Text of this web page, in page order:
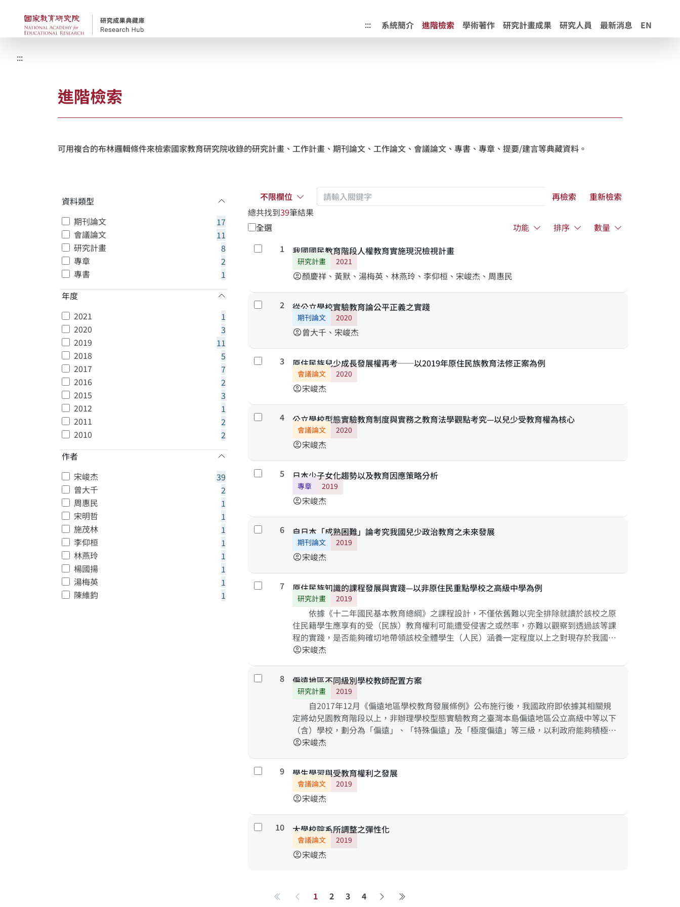
跳到主要內容國家教育研究院-研究成果典藏庫 ::: 系統簡介 進階檢索 學術著作 研究計畫成果 研究人員 最新消息 EN
:::
進階檢索
可用複合的布林邏輯條件來檢索國家教育研究院收錄的研究計畫、工作計畫、期刊論文、工作論文、會議論文、專書、專章、提要/建言等典藏資料。
資料類型
期刊論文
17
會議論文
11
研究計畫
8
專章
2
專書
1
年度
2021
1
2020
3
2019
11
2018
5
2017
7
2016
2
2015
3
2012
1
2011
2
2010
2
作者
宋峻杰
39
曾大千
2
周惠民
1
宋明哲
1
施茂林
1
李仰桓
1
林燕玲
1
楊國揚
1
湯梅英
1
陳維鈞
1
不限欄位 再檢索
重新檢索
總共找到39筆結果
全選
功能 排序
數量
勾選
1 我國國民教育階段人權教育實施現況檢視計畫
研究計畫 2021
account_circle顏慶祥、黃默、湯梅英、林燕玲、李仰桓、宋峻杰、周惠民
勾選 2 從公立學校實驗教育論公平正義之實踐
期刊論文 2020
account_circle曾大千、宋峻杰
勾選 3 原住民族兒少成長發展權再考──以2019年原住民族教育法修正案為例
會議論文 2020
account_circle宋峻杰
勾選 4 公立學校型態實驗教育制度與實務之教育法學觀點考究—以兒少受教育權為核心
會議論文 2020
account_circle宋峻杰
勾選 5 日本少子女化趨勢以及教育因應策略分析
專章 2019
account_circle宋峻杰
勾選 6 自日本「成熟困難」論考究我國兒少政治教育之未來發展
期刊論文 2019
account_circle宋峻杰
勾選 7 原住民族知識的課程發展與實踐—以非原住民重點學校之高級中學為例
研究計畫 2019
依據《十二年國民基本教育總綱》之課程設計，不僅依舊難以完全排除就讀於該校之原
住民籍學生應享有的受（民族）教育權利可能遭受侵害之或然率，亦難以觀察到透過該等課
程的實踐，是否能夠確切地帶領該校全體學生（人民）涵養一定程度以上之對現存於我國境
內的各種族及其文化與傳統之理解，從而消弭與改善種族人民間因相互不理解而產生的刻板
型、技術型、綜合型與單科型高級中等學校在校訂必修、多元選修及彈性學習課程設計與發
展上，是否多有呈現出原住民族教育抑或多元文化教育因素較少的現象？其二、若多數非原
住民重點學校之高級中等學校均出現相仿現象，則其背後成因若何？其三、若是其成因具有
普遍性，則依據總綱之規定，是否得以透過具體方案的落實而提升學校積極設計與發展原住
民族知識課程之意願？其四、評量上述具體方案之成效，並觀察記述學生學習發展的各階段
表現，以利具體方案之內容面抑或是實踐面上的調整。
account_circle宋峻杰
勾選 8 偏遠地區不同級別學校教師配置方案
研究計畫 2019
自2017年12月《偏遠地區學校教育發展條例》公布施行後，我國政府即依據其相關規
定將幼兒園教育階段以上，非辦理學校型態實驗教育之臺灣本島偏遠地區公立高級中等以下
（含）學校，劃分為「偏遠」、「特殊偏遠」及「極度偏遠」等三級，以利政府能夠積極自
組織、人事與經費等方向，協助偏遠地區學校完善其運作與經營。本研究計畫即試圖自教師
師配置方案內容。研究進程中亦擬參酌《學校型態實驗教育實施條例》及「教育行動區」等
法令政策，透過「探求事實與問題分析」、「研擬具體方案」、「實施具體方案」、「觀察
與記錄成效情形」，以及「進行討論修正」等研究設計進程，運用文件分析、次級資料分
析、問卷調查等研究方法，檢討「特定學科實驗教育行動圈」之試辦可行性。
account_circle宋峻杰
勾選 9 學生學習與受教育權利之發展
會議論文 2019
account_circle宋峻杰
勾選 10 大學校院系所調整之彈性化
會議論文 2019
account_circle宋峻杰
第一頁上一頁
1 2 3 4 下一頁最後一頁